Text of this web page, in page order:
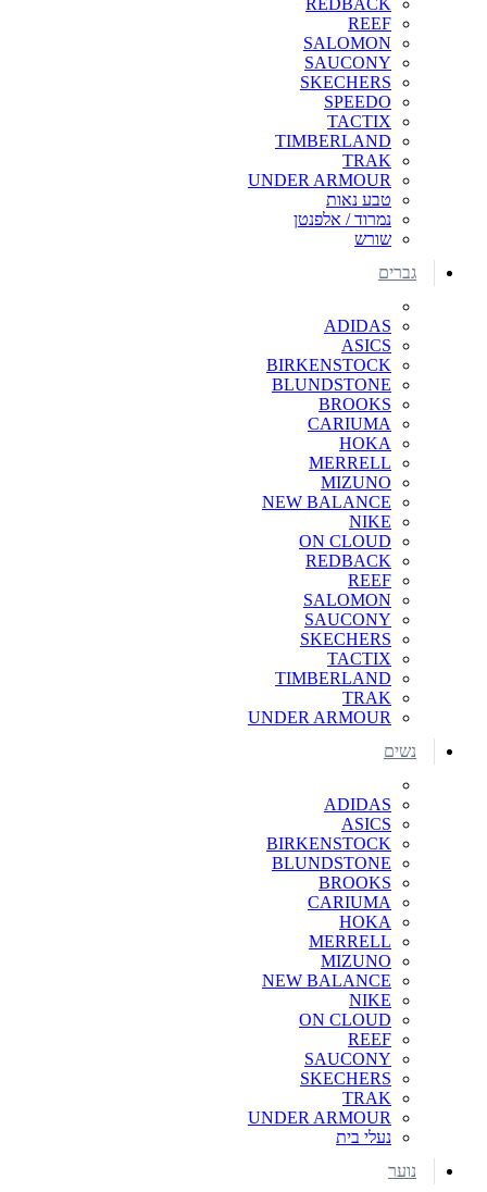
REEF
SALOMON
SAUCONY
SKECHERS
SPEEDO
TACTIX
TIMBERLAND
TRAK
UNDER ARMOUR
טבע נאות
נמרוד / אלפנטן
שורש
גברים
ADIDAS
ASICS
BIRKENSTOCK
BLUNDSTONE
BROOKS
CARIUMA
HOKA
MERRELL
MIZUNO
NEW BALANCE
NIKE
ON CLOUD
REDBACK
REEF
SALOMON
SAUCONY
SKECHERS
TACTIX
TIMBERLAND
TRAK
UNDER ARMOUR
נשים
ADIDAS
ASICS
BIRKENSTOCK
BLUNDSTONE
BROOKS
CARIUMA
HOKA
MERRELL
MIZUNO
NEW BALANCE
NIKE
ON CLOUD
REEF
SAUCONY
SKECHERS
TRAK
UNDER ARMOUR
נעלי בית
נוער